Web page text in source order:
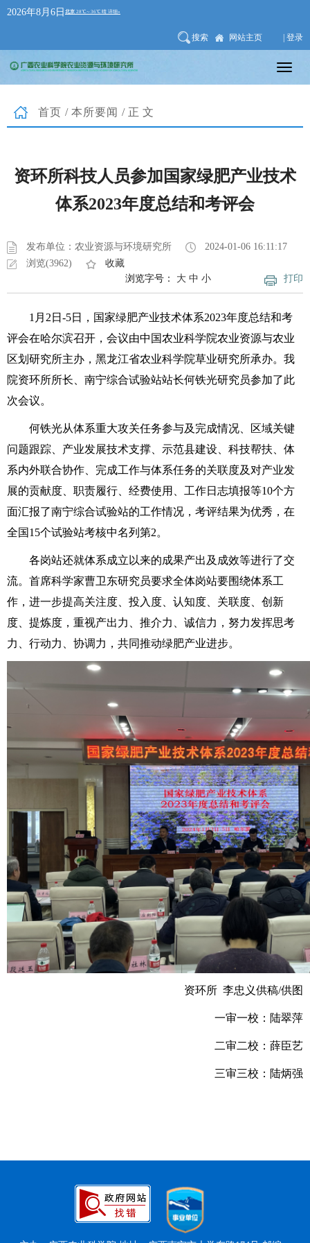
2026年8月6日
搜索 网站主页 | 登录
首页 / 本所要闻 /正文
资环所科技人员参加国家绿肥产业技术
体系2023年度总结和考评会
发布单位：农业资源与环境研究所
2024-01-06 16:11:17
浏览(3962)
收藏
打印
浏览字号： 大 中 小
1月2日-5日，国家绿肥产业技术体系2023年度总结和考
评会在哈尔滨召开，会议由中国农业科学院农业资源与农业
区划研究所主办，黑龙江省农业科学院草业研究所承办。我
院资环所所长、南宁综合试验站站长何铁光研究员参加了此
次会议。
何铁光从体系重大攻关任务参与及完成情况、区域关键
问题跟踪、产业发展技术支撑、示范县建设、科技帮扶、体
系内外联合协作、完成工作与体系任务的关联度及对产业发
展的贡献度、职责履行、经费使用、工作日志填报等10个方
面汇报了南宁综合试验站的工作情况，考评结果为优秀，在
全国15个试验站考核中名列第2。
各岗站还就体系成立以来的成果产出及成效等进行了交
流。首席科学家曹卫东研究员要求全体岗站要围绕体系工
作，进一步提高关注度、投入度、认知度、关联度、创新
度、提炼度，重视产出力、推介力、诚信力，努力发挥思考
力、行动力、协调力，共同推动绿肥产业进步。
资环所 李忠义供稿/供图
一审一校：陆翠萍
二审二校：薛臣艺
三审三校：陆炳强